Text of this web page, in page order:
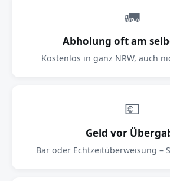
🚛
Abholung oft am
Kostenlos in ganz NRW, auch
💶
Geld vor
Bar oder Echtzeitüberweisung –